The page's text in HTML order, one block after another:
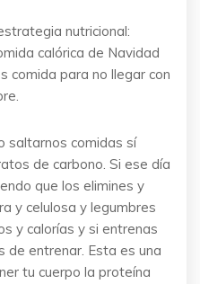
nutricional:
calórica de Navidad
comida para no llegar con
saltarnos comidas sí
de carbono. Si ese día
que los elimines y
y celulosa y legumbres
y calorías y si entrenas
de entrenar. Esta es una
tu cuerpo la proteína